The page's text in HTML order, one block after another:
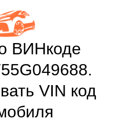
ВИНкоде
VIN код